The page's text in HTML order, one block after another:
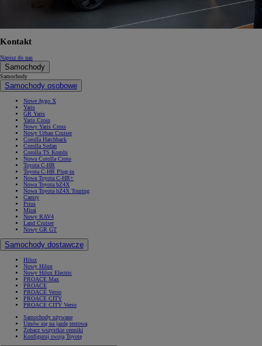
Kontakt
Napisz do nas
Samochody
Samochody
Samochody osobowe
Nowe Aygo X
Yaris
GR Yaris
Yaris Cross
Nowy Yaris Cross
Nowy Urban Cruiser
Corolla Hatchback
Corolla Sedan
Corolla TS Kombi
Nowa Corolla Cross
Toyota C-HR
Toyota C-HR Plug-in
Nowa Toyota C-HR+
Nowa Toyota bZ4X
Nowa Toyota bZ4X Touring
Camry
Prius
Mirai
Nowy RAV4
Land Cruiser
Nowy GR GT
Samochody dostawcze
Hilux
Nowy Hilux
Nowy Hilux Electric
PROACE Max
PROACE
PROACE Verso
PROACE CITY
PROACE CITY Verso
Samochody używane
Umów się na jazdę testową
Zobacz wszystkie cenniki
Konfiguruj swoją Toyotę